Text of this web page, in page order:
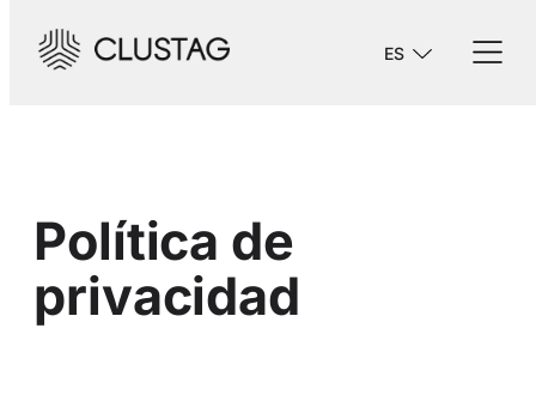
ES
Política de
privacidad